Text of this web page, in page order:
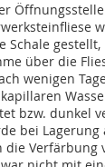
Schale
über die
wenigen
bzw. dunkel
bei
die Verfärbung